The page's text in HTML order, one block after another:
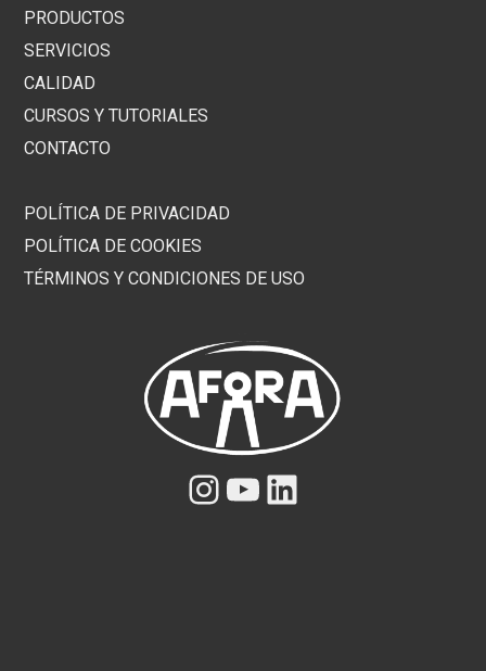
PRODUCTOS
SERVICIOS
CALIDAD
CURSOS Y TUTORIALES
CONTACTO
POLÍTICA DE PRIVACIDAD
POLÍTICA DE COOKIES
TÉRMINOS Y CONDICIONES DE USO
Instagram
YouTube
LinkedIn